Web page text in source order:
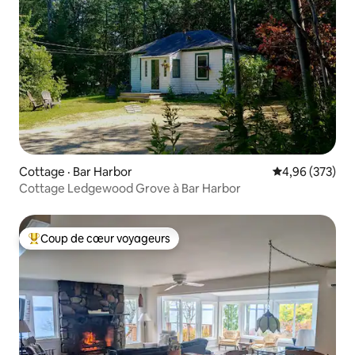
Cottage · Bar Harbor Note
4,96 (373)
Cottage Ledgewood Grove à Bar Harbor
Coup de cœur voyageurs parmi les plus aimés
Coup de cœur voyageurs